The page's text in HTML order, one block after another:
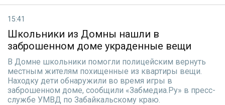
15:41
Школьники из Домны нашли в
заброшенном доме украденные вещи
В Домне школьники помогли полицейским вернуть
местным жителям похищенные из квартиры вещи.
Находку дети обнаружили во время игры в
заброшенном доме, сообщили «Забмедиа.Ру» в пресс-
службе УМВД по Забайкальскому краю.